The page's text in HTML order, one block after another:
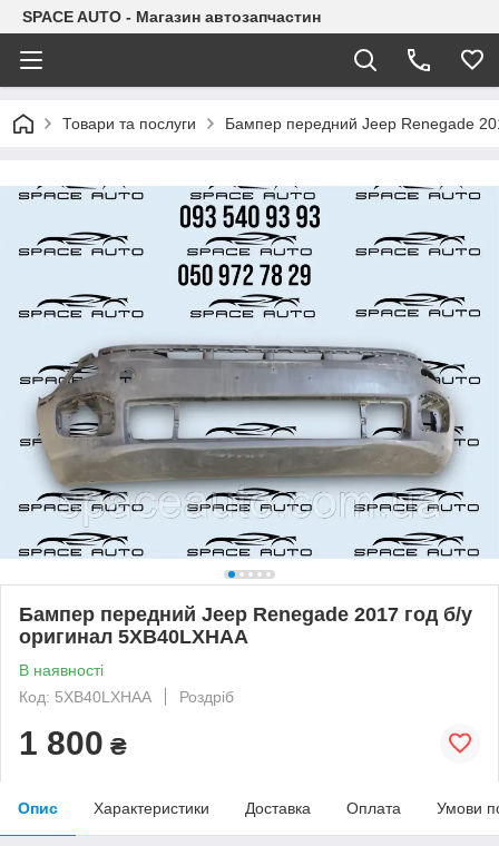
SPACE AUTO - Магазин автозапчастин
Товари та послуги Бампер передний Jeep Renegade
Бампер передний Jeep Renegade 2017 год б/у
оригинал 5XB40LXHAA
В наявності
Код: 5XB40LXHAA
Роздріб
1 800 ₴
Опис Характеристики Доставка Оплата Умови